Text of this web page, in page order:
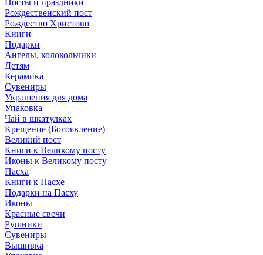
Посты и праздники
Рождественский пост
Рождество Христово
Книги
Подарки
Ангелы, колокольчики
Детям
Керамика
Сувениры
Украшения для дома
Упаковка
Чай в шкатулках
Крещение (Богоявление)
Великий пост
Книги к Великому посту
Иконы к Великому посту
Пасха
Книги к Пасхе
Подарки на Пасху
Иконы
Красные свечи
Рушники
Сувениры
Вышивка